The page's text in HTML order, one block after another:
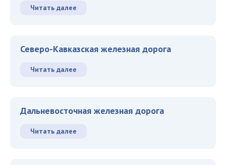
Читать далее
Северо-Кавказская железная дорога
Читать далее
Дальневосточная железная дорога
Читать далее